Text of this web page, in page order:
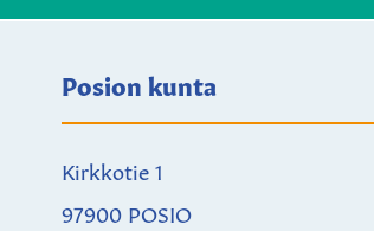
Posion kunta
Kirkkotie 1
97900 POSIO